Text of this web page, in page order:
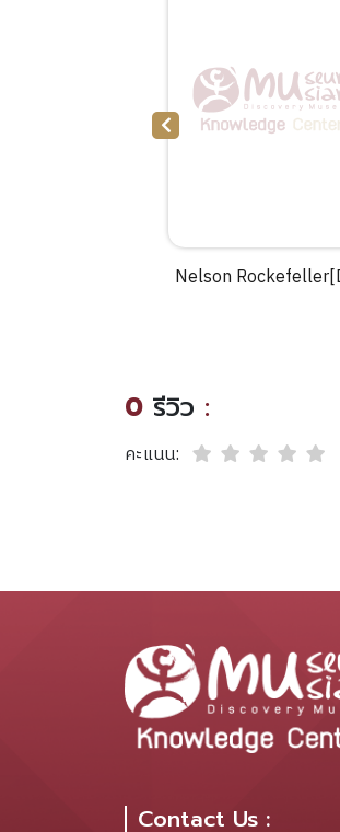
Nelson
0 รีวิว :
คะแนน:
Contact Us :